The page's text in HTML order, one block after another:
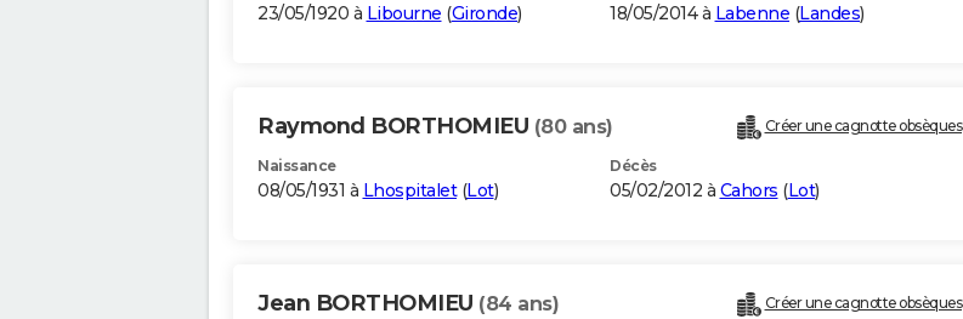
23/05/1920 à Libourne (Gironde) 18/05/2014 à Labenne (Landes)
Raymond BORTHOMIEU (80 ans) Créer une cagnotte obsèques
Naissance
08/05/1931 à Lhospitalet(Lot)
Décès
05/02/2012 à Cahors (Lot)
Jean BORTHOMIEU (84 ans) Créer une cagnotte obsèques